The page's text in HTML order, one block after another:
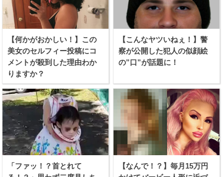
【何かがおかしい！】この
美女のセルフィー投稿にコ
メントが殺到した理由わか
りますか？
【こんなヤツいねぇ！】警
察が公開した犯人の似顔絵
の”口”が話題に！
「ファッ！？首とれて
【なんで！？】毎月15万円